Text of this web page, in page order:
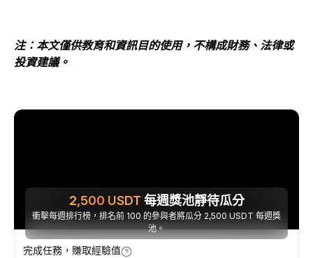
注：本文僅供教育和資訊目的使用，不構成財務、法律或
投資建議。
2,500 USDT 每週獎池靜待瓜分
衝擊每週排行榜，排名前 100 的參與者將瓜分 2,500 USDT 每週獎
池。
完成任務，賺取經驗值